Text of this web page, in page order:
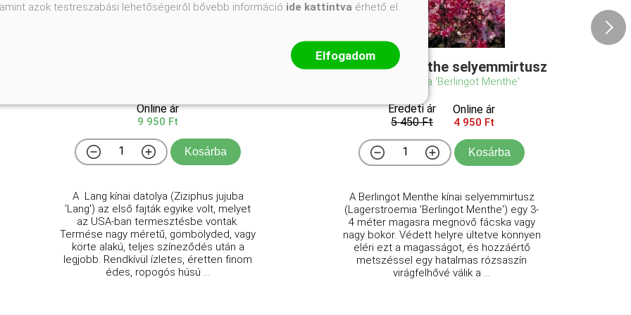
Online ár
9 950 Ft
Kosárba
A Lang kínai datolya (Ziziphus jujuba
'Lang') az első fajták egyike volt, melyet
az USA-ban termesztésbe vontak.
Termése nagy méretű, gömbölyded, vagy
körte alakú, teljes színeződés után a
legjobb. Rendkívül ízletes, éretten finom
édes, ropogós húsú ...
Berlingot Menthe selyemmirtusz
Lagerstroemia 'Berlingot Menthe'
Eredeti ár
5 450 Ft
Online ár
4 950 Ft
Kosárba
A Berlingot Menthe kínai selyemmirtusz
(Lagerstroemia 'Berlingot Menthe') egy 3-
4 méter magasra megnövő fácska vagy
nagy bokor. Védett helyre ültetve könnyen
eléri ezt a magasságot, és hozzáértő
metszéssel egy hatalmas rózsaszín
virágfelhővé válik a ...
azok testreszabási lehetőségeiről bővebb információ ide kattintva érhető el.
Elfogadom